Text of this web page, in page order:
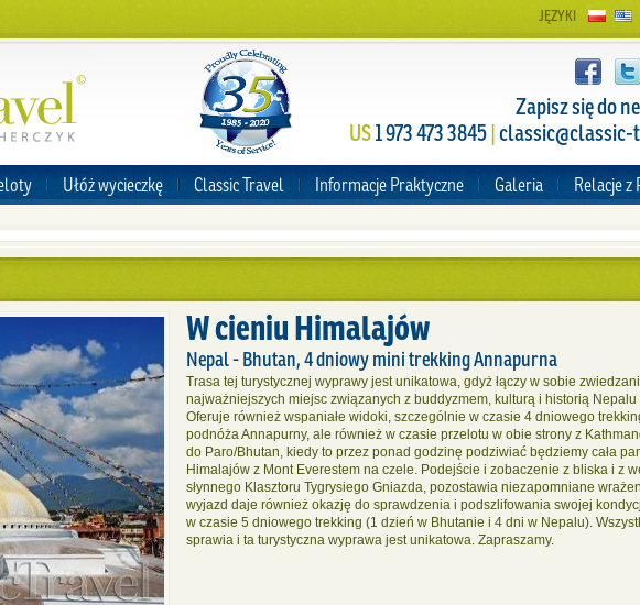
JĘZYKI
Zapisz się do
US1 973 473 3845|
Ułóż wycieczkę Classic Travel Informacje Praktyczne Galeria Relacje z
W cieniu Himalajów
Nepal - Bhutan, 4 dniowy mini trekking Annapurna
Trasa tej turystycznej wyprawy jest unikatowa, gdyż łączy w sobie
najważniejszych miejsc związanych z buddyzmem, kulturą i historią Nepalu
Oferuje również wspaniałe widoki, szczególnie w czasie 4 dniowego
podnóża Annapurny, ale również w czasie przelotu w obie strony z
do Paro/Bhutan, kiedy to przez ponad godzinę podziwiać będziemy cała
Himalajów z Mont Everestem na czele. Podejście i zobaczenie z bliska i z
słynnego Klasztoru Tygrysiego Gniazda, pozostawia niezapomniane
wyjazd daje również okazję do sprawdzenia i podszlifowania swojej
w czasie 5 dniowego trekking (1 dzień w Bhutanie i 4 dni w Nepalu).
sprawia i ta turystyczna wyprawa jest unikatowa. Zapraszamy.